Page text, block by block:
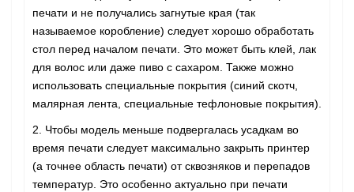
печати и не получались загнутые края (так
называемое коробление) следует хорошо обработать
стол перед началом печати. Это может быть клей, лак
для волос или даже пиво с сахаром. Также можно
использовать специальные покрытия (синий скотч,
малярная лента, специальные тефлоновые покрытия).
2. Чтобы модель меньше подвергалась усадкам во
время печати следует максимально закрыть принтер
(а точнее область печати) от сквозняков и перепадов
температур. Это особенно актуально при печати